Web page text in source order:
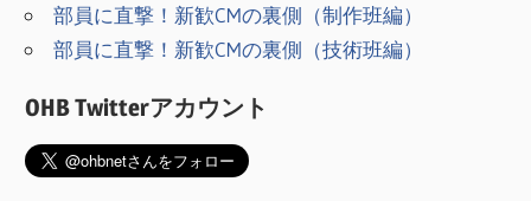
部員に直撃！新歓CMの裏側（制作班編）
部員に直撃！新歓CMの裏側（技術班編）
OHB Twitterアカウント